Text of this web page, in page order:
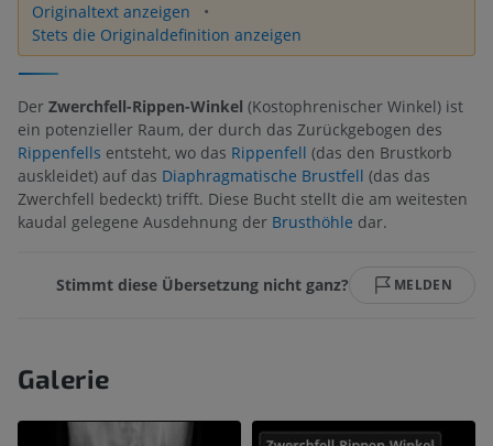
Originaltext anzeigen
Stets die Originaldefinition anzeigen
Der Zwerchfell-Rippen-Winkel (Kostophrenischer Winkel) ist
ein potenzieller Raum, der durch das Zurückgebogen des
Rippenfells entsteht, wo das Rippenfell (das den Brustkorb
auskleidet) auf das Diaphragmatische Brustfell (das das
Zwerchfell bedeckt) trifft. Diese Bucht stellt die am weitesten
kaudal gelegene Ausdehnung der Brusthöhle dar.
Stimmt diese Übersetzung nicht ganz? MELDEN
Galerie